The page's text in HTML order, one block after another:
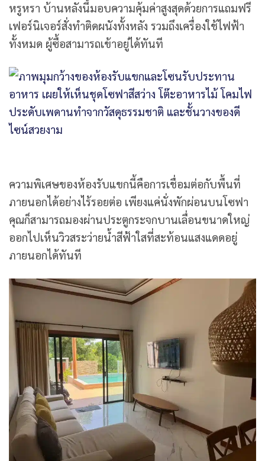
หรูหรา บ้านหลังนี้มอบความคุ้มค่าสูงสุดด้วยการแถมฟรี
เฟอร์นิเจอร์สั่งทำติดผนังทั้งหลัง รวมถึงเครื่องใช้ไฟฟ้า
ทั้งหมด ผู้ซื้อสามารถเข้าอยู่ได้ทันที
ความพิเศษของห้องรับแขกนี้คือการเชื่อมต่อกับพื้นที่
ภายนอกได้อย่างไร้รอยต่อ เพียงแค่นั่งพักผ่อนบนโซฟา
คุณก็สามารถมองผ่านประตูกระจกบานเลื่อนขนาดใหญ่
ออกไปเห็นวิวสระว่ายน้ำสีฟ้าใสที่สะท้อนแสงแดดอยู่
ภายนอกได้ทันที